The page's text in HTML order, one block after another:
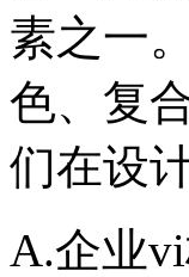
素之一
色、复
们在设
A.企业